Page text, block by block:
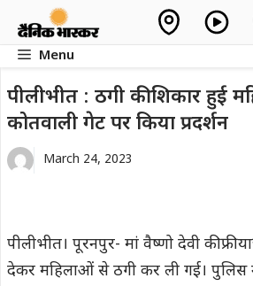
contentMenu
पीलीभीत : ठगी की शिकार हुई
कोतवाली गेट पर किया प्रदर्शन
March 24, 2023
पीलीभीत। पूरनपुर- मां वैष्णो देवी की फ्री
देकर महिलाओं से ठगी कर ली गई। पुलिस